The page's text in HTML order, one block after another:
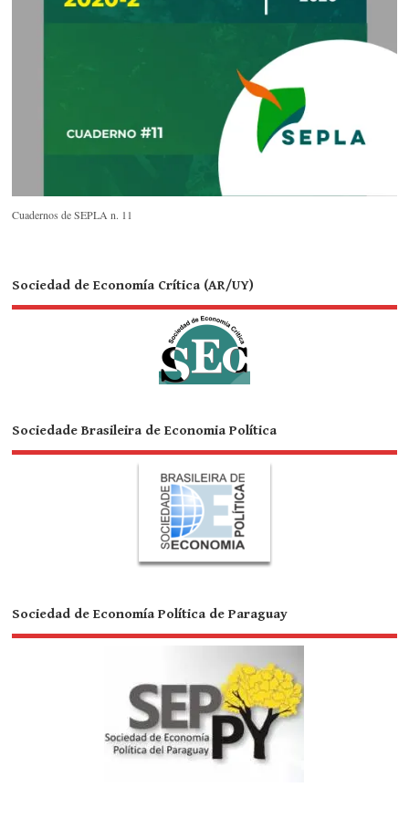
Cuadernos de SEPLA n. 11
Sociedad de Economía Crítica (AR/UY)
Sociedade Brasileira de Economia Política
Sociedad de Economía Política de Paraguay